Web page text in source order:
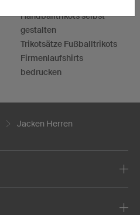
Handballtrikots selbst
gestalten
Trikotsätze Fußballtrikots
Firmenlaufshirts
bedrucken
Jacken Herren